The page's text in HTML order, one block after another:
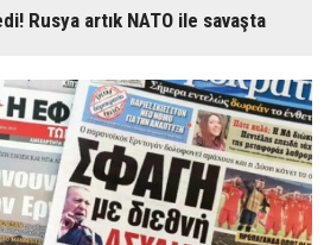
Rusya artık NATO ile savaşta